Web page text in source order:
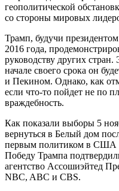
геополитической
со стороны мировых
Трамп, будучи
2016 года,
руководству других
начале своего срока он
и Пекином. Однако, как
если что-то пойдет не по
враждебность.
Как показали выборы 5
вернуться в Белый дом
первым политиком в США
Победу Трампа
агентство Ассошиэйтед
NBC, ABC и CBS.